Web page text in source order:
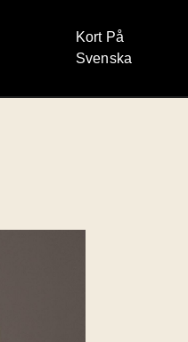
Kort På
Svenska